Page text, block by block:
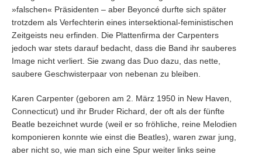
»falschen« Präsidenten – aber Beyoncé durfte sich später
trotzdem als Verfechterin eines intersektional-feministischen
Zeitgeists neu erfinden. Die Plattenfirma der Carpenters
jedoch war stets darauf bedacht, dass die Band ihr sauberes
Image nicht verliert. Sie zwang das Duo dazu, das nette,
saubere Geschwisterpaar von nebenan zu bleiben.
Karen Carpenter (geboren am 2. März 1950 in New Haven,
Connecticut) und ihr Bruder Richard, der oft als der fünfte
Beatle bezeichnet wurde (weil er so fröhliche, reine Melodien
komponieren konnte wie einst die Beatles), waren zwar jung,
aber nicht so, wie man sich eine Spur weiter links seine